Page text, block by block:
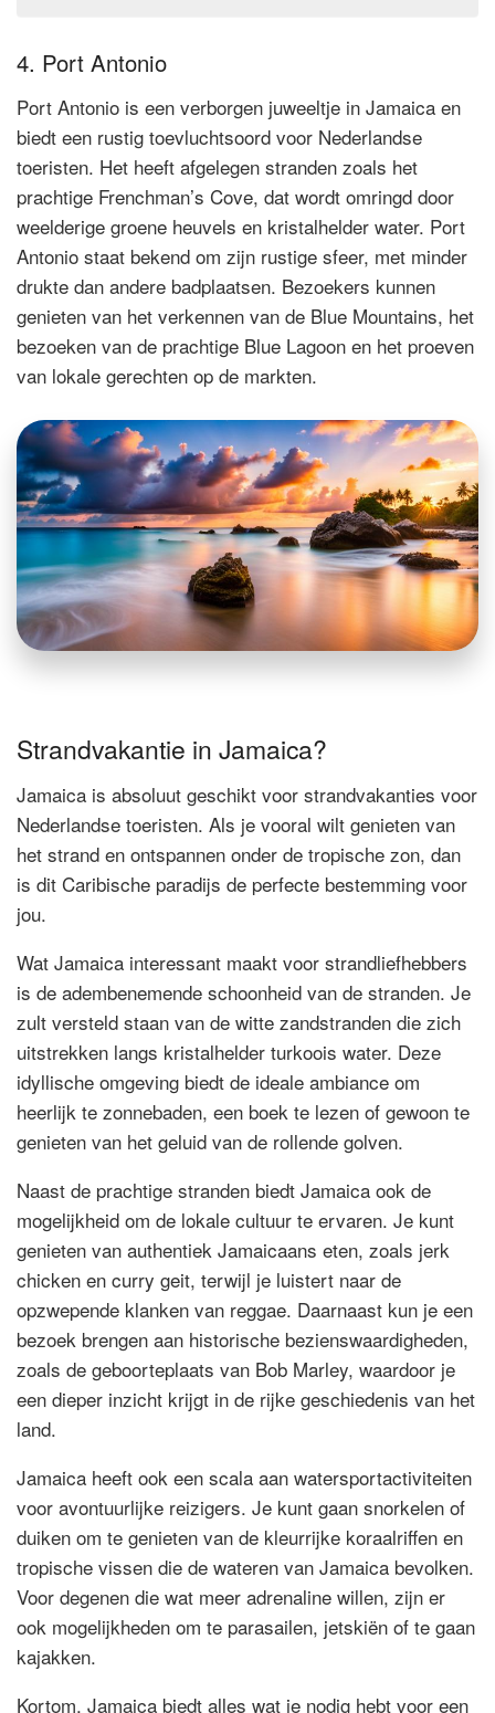
4. Port Antonio
Port Antonio is een verborgen juweeltje in Jamaica en
biedt een rustig toevluchtsoord voor Nederlandse
toeristen. Het heeft afgelegen stranden zoals het
prachtige Frenchman’s Cove, dat wordt omringd door
weelderige groene heuvels en kristalhelder water. Port
Antonio staat bekend om zijn rustige sfeer, met minder
drukte dan andere badplaatsen. Bezoekers kunnen
genieten van het verkennen van de Blue Mountains, het
bezoeken van de prachtige Blue Lagoon en het proeven
van lokale gerechten op de markten.
Strandvakantie in Jamaica?
Jamaica is absoluut geschikt voor strandvakanties voor
Nederlandse toeristen. Als je vooral wilt genieten van
het strand en ontspannen onder de tropische zon, dan
is dit Caribische paradijs de perfecte bestemming voor
jou.
Wat Jamaica interessant maakt voor strandliefhebbers
is de adembenemende schoonheid van de stranden. Je
zult versteld staan van de witte zandstranden die zich
uitstrekken langs kristalhelder turkoois water. Deze
idyllische omgeving biedt de ideale ambiance om
heerlijk te zonnebaden, een boek te lezen of gewoon te
genieten van het geluid van de rollende golven.
Naast de prachtige stranden biedt Jamaica ook de
mogelijkheid om de lokale cultuur te ervaren. Je kunt
genieten van authentiek Jamaicaans eten, zoals jerk
chicken en curry geit, terwijl je luistert naar de
opzwepende klanken van reggae. Daarnaast kun je een
bezoek brengen aan historische bezienswaardigheden,
zoals de geboorteplaats van Bob Marley, waardoor je
een dieper inzicht krijgt in de rijke geschiedenis van het
land.
Jamaica heeft ook een scala aan watersportactiviteiten
voor avontuurlijke reizigers. Je kunt gaan snorkelen of
duiken om te genieten van de kleurrijke koraalriffen en
tropische vissen die de wateren van Jamaica bevolken.
Voor degenen die wat meer adrenaline willen, zijn er
ook mogelijkheden om te parasailen, jetskiën of te gaan
kajakken.
Kortom, Jamaica biedt alles wat je nodig hebt voor een